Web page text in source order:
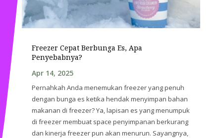
Freezer Cepat Berbunga Es, Apa
Penyebabnya?
Apr 14, 2025
Pernahkah Anda menemukan freezer yang penuh
dengan bunga es ketika hendak menyimpan bahan
makanan di freezer? Ya, lapisan es yang menumpuk
di freezer membuat space penyimpanan berkurang
dan kinerja freezer pun akan menurun. Sayangnya,